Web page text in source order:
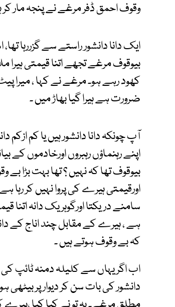
وقوف احمق ڈفر مرغے نے پنجہ مار کر
ایک دانا دانشور راستے سے گزررہا
بیوقوف مرغے تجھے اتنا قیمتی ہیرا
کھود رہے ہو۔ مرغے نے کہا ، میرا
ضرورت ہے ہیرا گیا بھاڑ میں ۔
آپ چونکہ دانا دانشور ہیں یا کم
اپنے رہنماؤں رہبروں اورخادموں کے
بیوقوف تھا کہ نہیں ؟ تھا بہت بڑا
اورقیمتی ہیرے کی پروا نہیں کر رہا
سامنے دریکتا اورگوہر یک دانہ اتنا
ہے ، ہیرے کے مقابل چند اناج کے
کہ بے وقوف ہوتے ہیں ۔
اب اگر یہاں سے کلیلہ دمنہ ٹائپ
دانشور کی بات سن کر دیوار پر